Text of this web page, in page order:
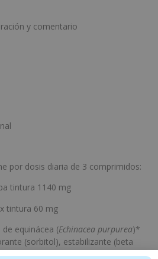
y comentario
por dosis diaria de 3 comprimidos:
tintura 1140 mg
tintura 60 mg
de equinácea (Echinacea purpurea)*
(sorbitol), estabilizante (beta
(sílice coloidal, estearato